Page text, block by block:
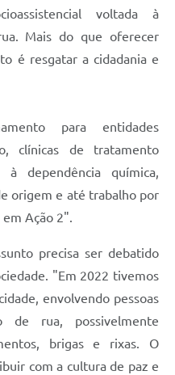
voltada à
Mais do que oferecer
é resgatar a cidadania e
para entidades
clínicas de tratamento
dependência química,
origem e até trabalho por
Ação 2".
precisa ser debatido
"Em 2022 tivemos
envolvendo pessoas
de rua, possivelmente
brigas e rixas. O
com a cultura de paz e